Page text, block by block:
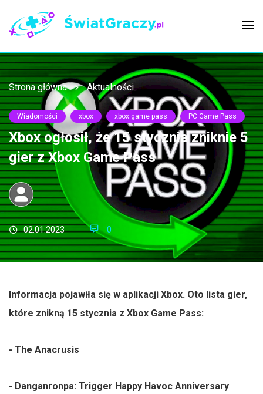
Strona główna Aktualności
Wiadomości xbox xbox game pass PC Game Pass
Xbox ogłosił, że 15 stycznia zniknie 5
gier z Xbox Game Pass
02.01.2023 0
Informacja pojawiła się w aplikacji Xbox. Oto lista gier,
które znikną 15 stycznia z Xbox Game Pass:
- The Anacrusis
- Danganronpa: Trigger Happy Havoc Anniversary